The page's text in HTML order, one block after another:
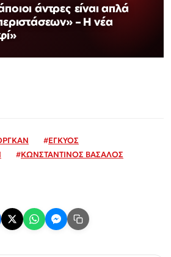
άντρες είναι απλά
– Η νέα
#ΕΓΚΥΟΣ
#ΚΩΝΣΤΑΝΤΙΝΟΣ ΒΑΣΑΛΟΣ